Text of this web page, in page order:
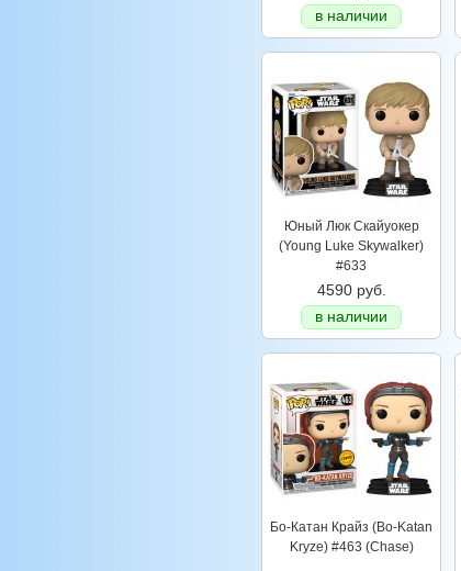
в наличии
Юный Люк Скайуокер
(Young Luke Skywalker)
#633
4590 руб.
в наличии
Бо-Катан Крайз (Bo-Katan
Kryze) #463 (Chase)